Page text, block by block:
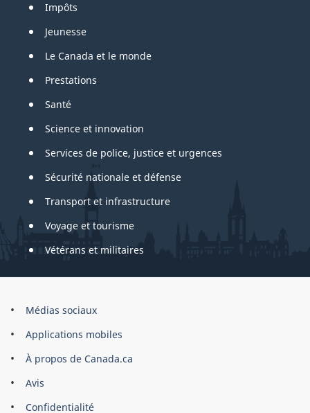
Impôts
Jeunesse
Le Canada et le monde
Prestations
Santé
Science et innovation
Services de police, justice et urgences
Sécurité nationale et défense
Transport et infrastructure
Voyage et tourisme
Vétérans et militaires
About
site
Médias sociaux
Applications mobiles
À propos de Canada.ca
Avis
Confidentialité